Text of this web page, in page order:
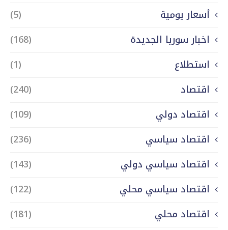
أسعار يومية
(5)
اخبار سوريا الجديدة
(168)
استطلاع
(1)
اقتصاد
(240)
اقتصاد دولي
(109)
اقتصاد سياسي
(236)
اقتصاد سياسي دولي
(143)
اقتصاد سياسي محلي
(122)
اقتصاد محلي
(181)